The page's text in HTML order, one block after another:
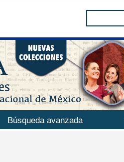
Búsqueda avanzada